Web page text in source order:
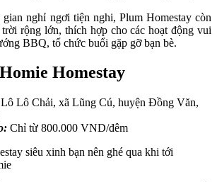
nghỉ ngơi tiện nghi, Plum Homestay còn
rộng lớn, thích hợp cho các hoạt động vui
BBQ, tổ chức buổi gặp gỡ bạn bè.
Homestay
Lô Chải, xã Lũng Cú, huyện Đồng Văn,
Chỉ từ 800.000 VND/đêm